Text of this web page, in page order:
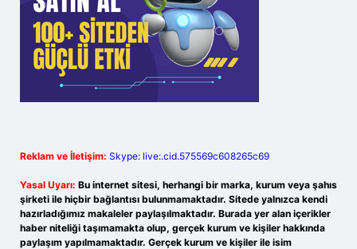
Reklam ve İletişim: Skype: live:.cid.575569c608265c69
Yasal Uyarı: Bu internet sitesi, herhangi bir marka, kurum veya şahıs
şirketi ile hiçbir bağlantısı bulunmamaktadır. Sitede yalnızca kendi
hazırladığımız makaleler paylaşılmaktadır. Burada yer alan içerikler
haber niteliği taşımamakta olup, gerçek kurum ve kişiler hakkında
paylaşım yapılmamaktadır. Gerçek kurum ve kişiler ile isim